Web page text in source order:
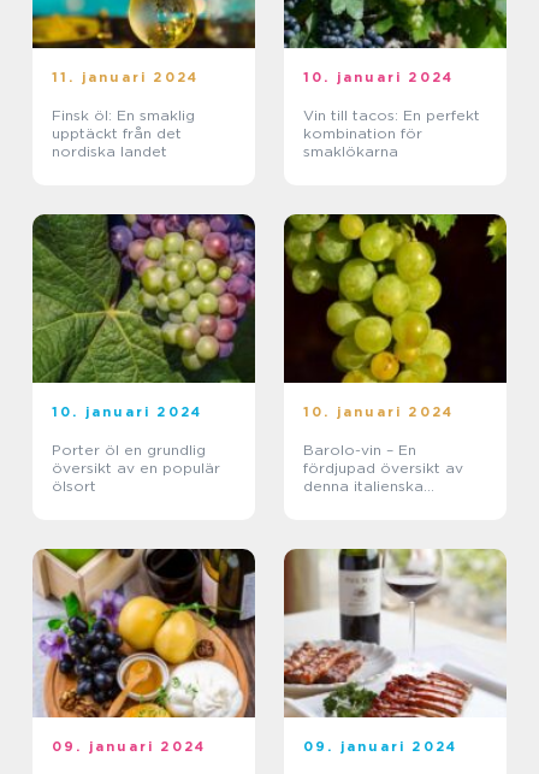
11. januari 2024
Finsk öl: En smaklig
upptäckt från det
nordiska landet
10. januari 2024
Vin till tacos: En perfekt
kombination för
smaklökarna
10. januari 2024
Porter öl en grundlig
översikt av en populär
ölsort
10. januari 2024
Barolo-vin – En
fördjupad översikt av
denna italienska
09. januari 2024 09. januari 2024